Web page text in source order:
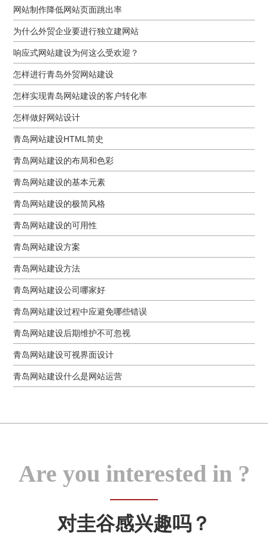
网站制作降低网站页面跳出率
为什么外贸企业要进行独立建网站
响应式网站建设为何这么受欢迎？
怎样进行青岛外贸网站建设
怎样实现青岛网站建设的客户转化率
怎样做好网站设计
青岛网站建设HTML简史
青岛网站建设的布局和色彩
青岛网站建设的基本元素
青岛网站建设的极简风格
青岛网站建设的可用性
青岛网站建设方案
青岛网站建设方法
青岛网站建设公司哪家好
青岛网站建设过程中应避免哪些错误
青岛网站建设后期维护不可忽视
青岛网站建设可视界面设计
青岛网站建设什么是网站运营
Are you interested in ?
对圭谷感兴趣吗？